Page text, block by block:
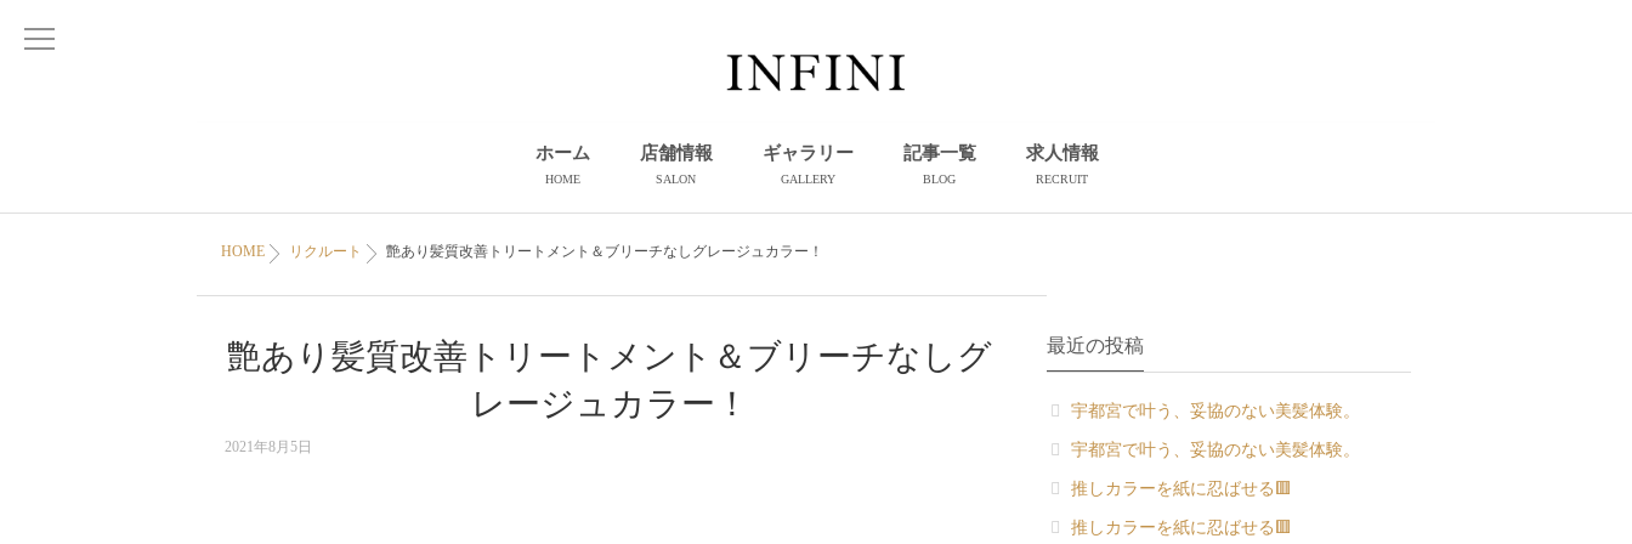
ホーム
HOME
店舗情報
SALON
ギャラリー
GALLERY
記事一覧
BLOG
求人情報
RECRUIT
HOME リクルート 艶あり髪質改善トリートメント＆ブリーチなしグレージュカラー！
艶あり髪質改善トリートメント＆ブリーチなしグ
レージュカラー！
2021年8月5日
最近の投稿
宇都宮で叶う、妥協のない美髪体験。
宇都宮で叶う、妥協のない美髪体験。
推しカラーを紙に忍ばせる🟥
推しカラーを紙に忍ばせる🟥